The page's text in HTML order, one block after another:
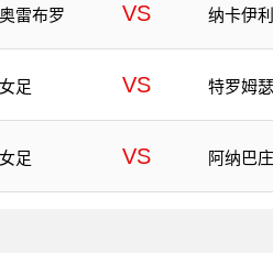
雷布罗 VS 纳卡伊
足 VS 特罗姆
足 VS 阿纳巴